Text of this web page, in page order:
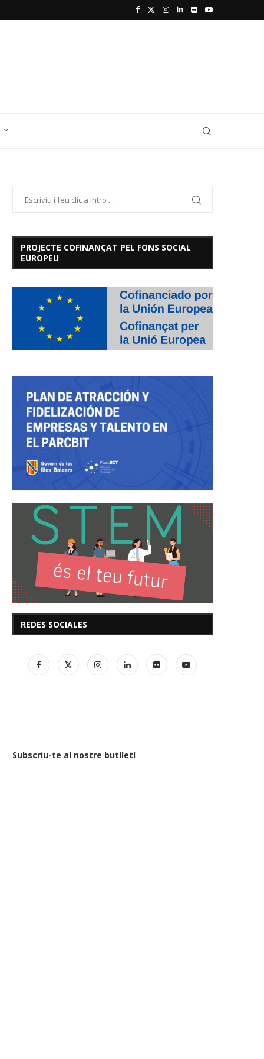
PROJECTE COFINANÇAT PEL FONS SOCIAL
EUROPEU
REDES SOCIALES
Subscriu-te al nostre butlletí